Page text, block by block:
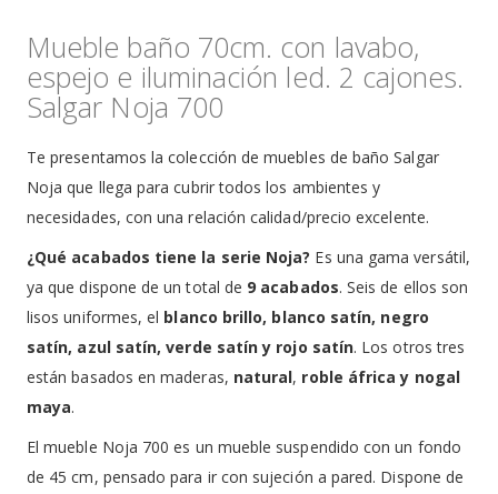
Mueble baño 70cm. con lavabo,
espejo e iluminación led. 2 cajones.
Salgar Noja 700
Te presentamos la colección de muebles de baño Salgar
Noja que llega para cubrir todos los ambientes y
necesidades, con una relación calidad/precio excelente.
¿Qué acabados tiene la serie Noja? Es una gama versátil,
ya que dispone de un total de 9 acabados. Seis de ellos son
lisos uniformes, el blanco brillo, blanco satín, negro
satín, azul satín, verde satín y rojo satín. Los otros tres
están basados en maderas, natural, roble áfrica y nogal
maya.
El mueble Noja 700 es un mueble suspendido con un fondo
de 45 cm, pensado para ir con sujeción a pared. Dispone de